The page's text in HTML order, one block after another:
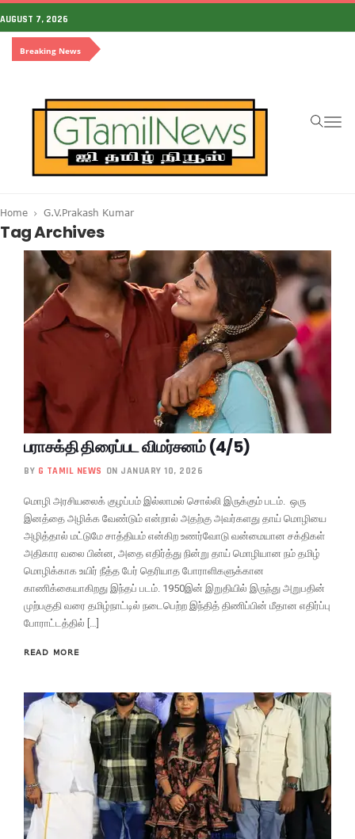
AUGUST 7, 2026
Breaking News
Home G.V.Prakash Kumar
Tag Archives
பராசக்தி திரைப்பட விமர்சனம் (4/5)
BY G TAMIL NEWS ON JANUARY 10, 2026
மொழி அரசியலைக் குழப்பம் இல்லாமல் சொல்லி இருக்கும் படம். ஒரு
இனத்தை அழிக்க வேண்டும் என்றால் அதற்கு அவர்களது தாய் மொழியை
அழித்தால் மட்டுமே சாத்தியம் என்கிற உணர்வோடு வன்மையான சக்திகள்
அதிகார வலை பின்ன, அதை எதிர்த்து நின்று தாய் மொழியான நம் தமிழ்
மொழிக்காக உயிர் நீத்த பேர் தெரியாத போராளிகளுக்கான
காணிக்கையாகிறது இந்தப் படம். 1950இன் இறுதியில் இருந்து அறுபதின்
முற்பகுதி வரை தமிழ்நாட்டில் நடைபெற்ற இந்தித் திணிப்பின் மீதான எதிர்ப்பு
போராட்டத்தில் […]
READ MORE